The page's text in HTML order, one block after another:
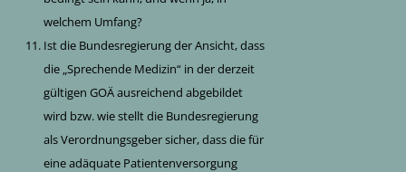
welchem Umfang?
Ist die Bundesregierung der Ansicht, dass
die „Sprechende Medizin“ in der derzeit
gültigen GOÄ ausreichend abgebildet
wird bzw. wie stellt die Bundesregierung
als Verordnungsgeber sicher, dass die für
eine adäquate Patientenversorgung